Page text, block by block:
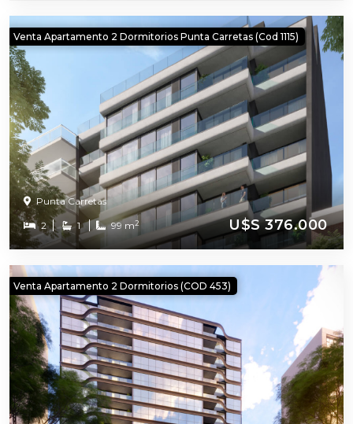
Venta Apartamento 2 Dormitorios Punta Carretas (cod 1115)
Punta Carretas
2 1 99 m2 U$S 376.000
Venta Apartamento 2 Dormitorios (COD 453)